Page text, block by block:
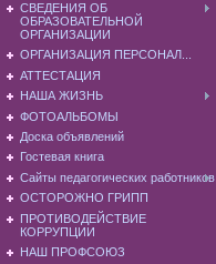
СВЕДЕНИЯ ОБ
ОБРАЗОВАТЕЛЬНОЙ
ОРГАНИЗАЦИИ
ОРГАНИЗАЦИЯ ПЕРСОНАЛ...
АТТЕСТАЦИЯ
НАША ЖИЗНЬ
ФОТОАЛЬБОМЫ
Доска объявлений
Гостевая книга
Сайты педагогических работников
ОСТОРОЖНО ГРИПП
ПРОТИВОДЕЙСТВИЕ
КОРРУПЦИИ
НАШ ПРОФСОЮЗ